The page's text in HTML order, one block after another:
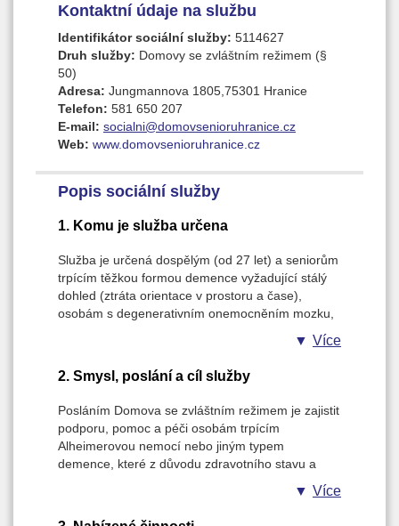
Kontaktní údaje na službu
Identifikátor sociální služby: 5114627
Druh služby: Domovy se zvláštním režimem (§
50)
Adresa: Jungmannova 1805,75301 Hranice
Telefon: 581 650 207
E-mail: socialni@domovsenioruhranice.cz
Web: www.domovsenioruhranice.cz
Popis sociální služby
1. Komu je služba určena
Služba je určená dospělým (od 27 let) a seniorům
trpícím těžkou formou demence vyžadující stálý
dohled (ztráta orientace v prostoru a čase),
osobám s degenerativním onemocněním mozku,
převážně s Alzheimerovou chorobou, které jsou v
péči o vlastní osobu a při zajištění soběstačnosti
závislé na pomoci jiné fyzićké osoby, případně
potřebují podporu a komplexní péči s ohledem na
Více
2. Smysl, poslání a cíl služby
Posláním Domova se zvláštním režimem je zajistit
podporu, pomoc a péči osobám trpícím
Alheimerovou nemocí nebo jiným typem
demence, které z důvodu zdravotního stavu a
nepříznové sociální situace potřebují pravidelnou
pomoc druhé osoby, a ani za pomoci rodiny,
přátel a terénních sociálních služeb nezvládají
Více